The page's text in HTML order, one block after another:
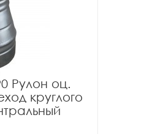
Рулон оц.
круглого